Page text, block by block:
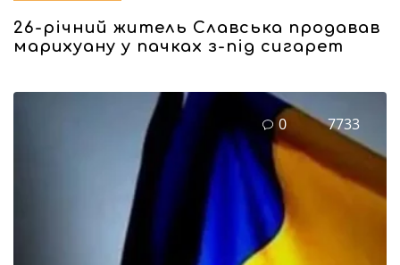
26-річний житель Славська продавав
марихуану у пачках з-під сигарет
0 7733